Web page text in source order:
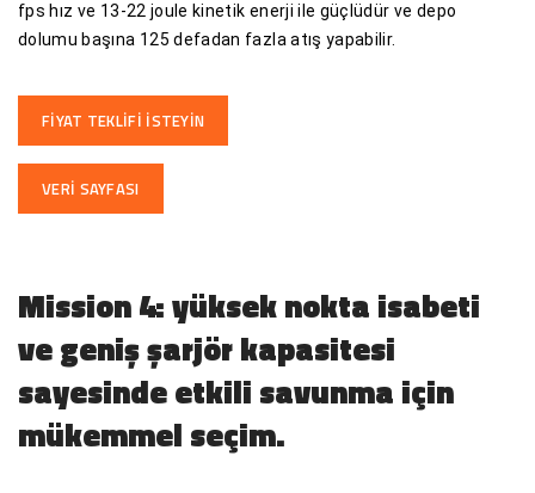
fps hız ve 13-22 joule kinetik enerji ile güçlüdür ve depo
dolumu başına 125 defadan fazla atış yapabilir.
FIYAT TEKLIFI ISTEYIN
VERI SAYFASI
Mission 4: yüksek nokta isabeti
ve geniş şarjör kapasitesi
sayesinde etkili savunma için
mükemmel seçim.